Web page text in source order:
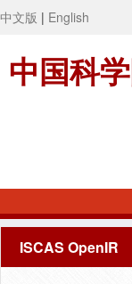
中文版 | English
中国科
ISCAS OpenIR